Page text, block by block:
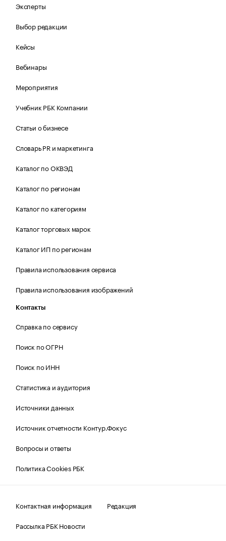
Эксперты
Выбор редакции
Кейсы
Вебинары
Мероприятия
Учебник РБК Компании
Статьи о бизнесе
Словарь PR и маркетинга
Каталог по ОКВЭД
Каталог по регионам
Каталог по категориям
Каталог торговых марок
Каталог ИП по регионам
Правила использования сервиса
Правила использования изображений
Контакты
Справка по сервису
Поиск по ОГРН
Поиск по ИНН
Статистика и аудитория
Источники данных
Источник отчетности Контур.Фокус
Вопросы и ответы
Политика Cookies РБК
Контактная информация
Редакция
Рассылка РБК Новости